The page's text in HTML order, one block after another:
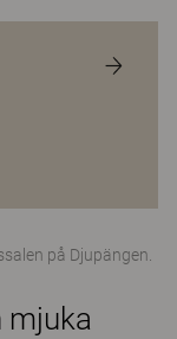
på Djupängen.
mjuka